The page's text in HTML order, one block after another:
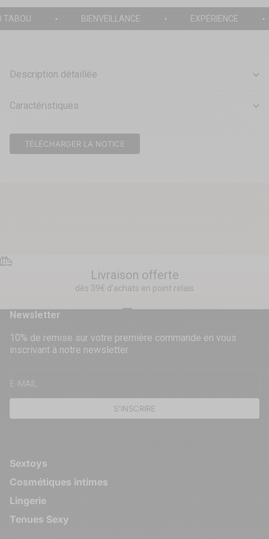
TABOU BIENVEILLANCE EXPÉRIENCE
Description détaillée
Caractéristiques
TÉLÉCHARGER LA NOTICE
Livraison offerte
dès 39€ d’achats en point relais
Sextoys
Cosmétiques intimes
Lingerie
Tenues Sexy
Newsletter
10% de remise sur votre première commande en vous
inscrivant à notre newsletter
E-MAIL
S'INSCRIRE